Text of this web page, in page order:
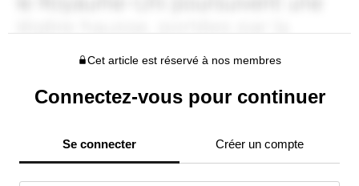
Cet article est réservé à nos membres
Connectez-vous pour continuer
Se connecter Créer un compte